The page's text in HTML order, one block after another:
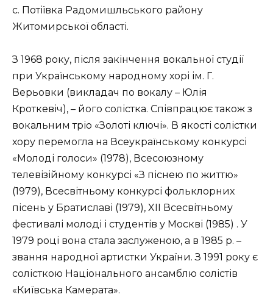
с. Потіївка Радомишльського району
Житомирської області.
З 1968 року, після закінчення вокальної студії
при Українському народному хорі ім. Г.
Верьовки (викладач по вокалу – Юлія
Кроткевіч), – його солістка. Співпрацює також з
вокальним тріо «Золоті ключі». В якості солістки
хору перемогла на Всеукраїнському конкурсі
«Молоді голоси» (1978), Всесоюзному
телевізійному конкурсі «З піснею по життю»
(1979), Всесвітньому конкурсі фольклорних
пісень у Братиславі (1979), XII Всесвітньому
фестивалі молоді і студентів у Москві (1985) . У
1979 році вона стала заслуженою, а в 1985 р. –
звання народної артистки України. З 1991 року є
солісткою Національного ансамблю солістів
«Київська Камерата».